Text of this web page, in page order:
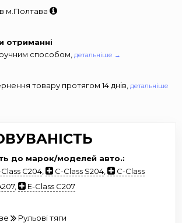
м.Полтава
отриманні
способом, детальніше →
товару протягом 14 днів, детальніше
до марок/моделей авто.:
C204 C-Class S204
C-Class
,
E-Class C207
Рульові тяги